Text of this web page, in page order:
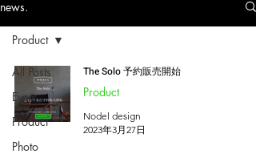
news.
All Posts
Event
Product
Photo
Product
The Solo 予約販売開始
Product
Nodel design
2023年3月27日